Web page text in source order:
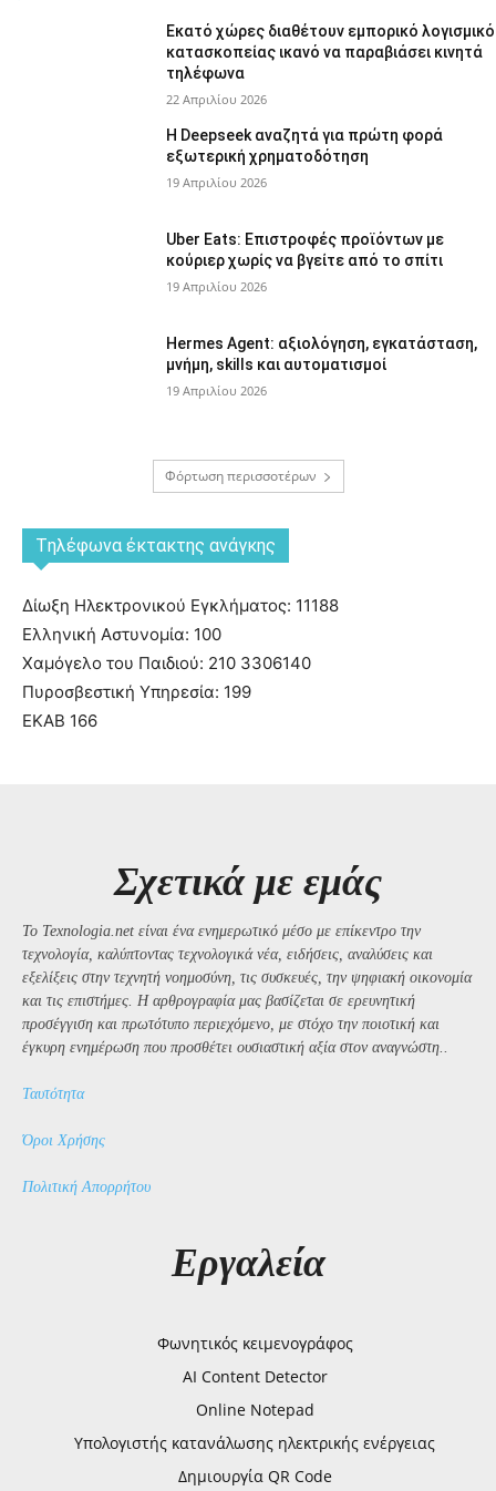
Εκατό χώρες διαθέτουν εμπορικό λογισμικό
κατασκοπείας ικανό να παραβιάσει κινητά
τηλέφωνα
22 Απριλίου 2026
Η Deepseek αναζητά για πρώτη φορά
εξωτερική χρηματοδότηση
19 Απριλίου 2026
Uber Eats: Επιστροφές προϊόντων με
κούριερ χωρίς να βγείτε από το σπίτι
19 Απριλίου 2026
Hermes Agent: αξιολόγηση, εγκατάσταση,
μνήμη, skills και αυτοματισμοί
19 Απριλίου 2026
Φόρτωση περισσοτέρων
Tηλέφωνα έκτακτης ανάγκης
Δίωξη Ηλεκτρονικού Εγκλήματος: 11188
Ελληνική Αστυνομία: 100
Χαμόγελο του Παιδιού: 210 3306140
Πυροσβεστική Υπηρεσία: 199
ΕΚΑΒ 166
Σχετικά με εμάς
Το Texnologia.net είναι ένα ενημερωτικό μέσο με επίκεντρο την
τεχνολογία, καλύπτοντας τεχνολογικά νέα, ειδήσεις, αναλύσεις και
εξελίξεις στην τεχνητή νοημοσύνη, τις συσκευές, την ψηφιακή οικονομία
και τις επιστήμες. Η αρθρογραφία μας βασίζεται σε ερευνητική
προσέγγιση και πρωτότυπο περιεχόμενο, με στόχο την ποιοτική και
έγκυρη ενημέρωση που προσθέτει ουσιαστική αξία στον αναγνώστη..
Ταυτότητα
Όροι Χρήσης
Πολιτική Απορρήτου
Εργαλεία
Φωνητικός κειμενογράφος
AI Content Detector
Online Notepad
Υπολογιστής κατανάλωσης ηλεκτρικής ενέργειας
Δημιουργία QR Code